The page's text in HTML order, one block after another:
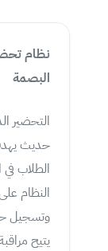
نظام
البصمة
التحضير
حديث
الطلاب
النظام
وتسجيل
يتيح